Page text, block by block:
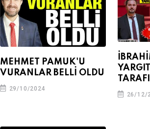
MEHMET PAMUK'U
VURANLAR BELLİ OLDU
29/10/2024
26/12/